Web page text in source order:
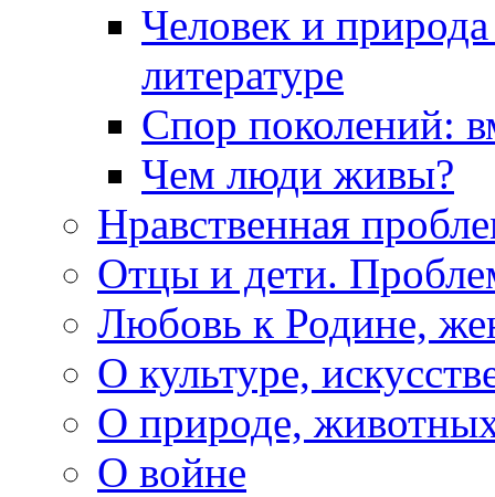
Человек и
литературе
Спор поколений:
Чем люди живы?
Нравственная
Отцы и дети.
Любовь к Родине,
О культуре,
О природе,
О войне